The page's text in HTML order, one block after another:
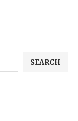
SEARCH